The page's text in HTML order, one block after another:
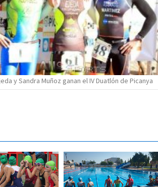
y Sandra Muñoz ganan el IV Duatlón de Picanya